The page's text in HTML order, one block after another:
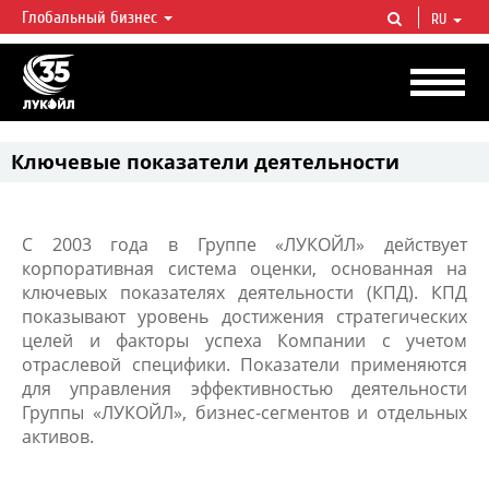
ЛУКОЙЛ СЕГОДНЯ
ЛУКОЙЛ — одна из крупнейших вертикально интегрированных
нефтегазовых компаний в мире, на долю которой приходится более 2%
мировой добычи нефти и около 1% доказанных запасов углеводородов.
Глобальный бизнес RU
Ключевые показатели деятельности
С 2003 года в Группе «ЛУКОЙЛ» действует
корпоративная система оценки, основанная на
ключевых показателях деятельности (КПД). КПД
показывают уровень достижения стратегических
целей и факторы успеха Компании с учетом
отраслевой специфики. Показатели применяются
для управления эффективностью деятельности
Группы «ЛУКОЙЛ», бизнес-сегментов и отдельных
активов.